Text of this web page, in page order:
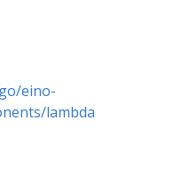
eino-
lambda